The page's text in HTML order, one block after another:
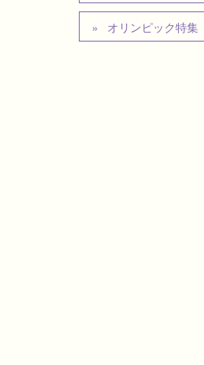
オリンピック特集